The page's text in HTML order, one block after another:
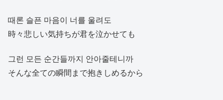
때론 슬픈 마음이 너를 울려도
時々悲しい気持ちが君を泣かせても
그런 모든 순간들까지 안아줄테니까
そんな全ての瞬間まで抱きしめるから